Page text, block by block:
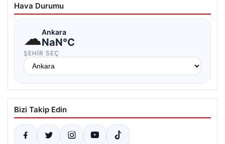
Hava Durumu
☁Ankara
NaN°C
ŞEHIR SEÇ
Bizi Takip Edin